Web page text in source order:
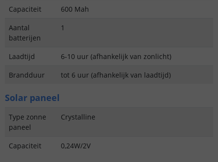
Capaciteit
600 Mah
Aantal
batterijen
1
Laadtijd
6-10 uur (afhankelijk van zonlicht)
Brandduur
tot 6 uur (afhankelijk van laadtijd)
Solar paneel
Type zonne
paneel
Crystalline
Capaciteit 0,24W/2V